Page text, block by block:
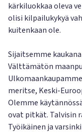
kärkiluokkaa oleva
olisi kilpailukykyä
kuitenkaan ole.
Sijaitsemme
Välttämätön
meritse, Keski-
Olemme
ovat pitkät. Talvisin
Työikäinen ja